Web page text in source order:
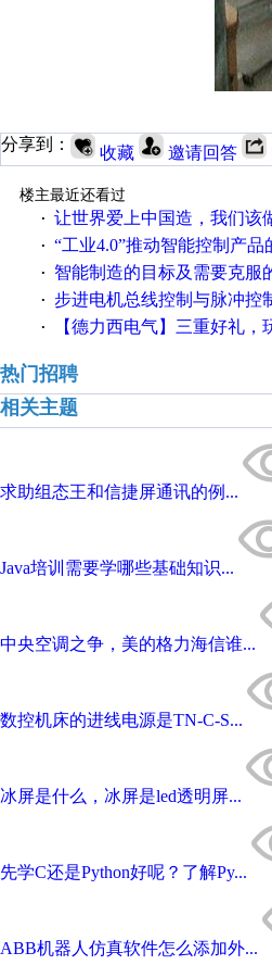
分享到： 收藏 邀请回答
楼主最近还看过
· 让世界爱上中国造，我们该做些
· “工业4.0”推动智能控制产品
· 智能制造的目标及需要克服的五个
· 步进电机总线控制与脉冲控制优
· 【德力西电气】三重好礼，玩嗨
热门招聘
相关主题
求助组态王和信捷屏通讯的例...
Java培训需要学哪些基础知识...
中央空调之争，美的格力海信谁...
数控机床的进线电源是TN-C-S...
冰屏是什么，冰屏是led透明屏...
先学C还是Python好呢？了解Py...
ABB机器人仿真软件怎么添加外...